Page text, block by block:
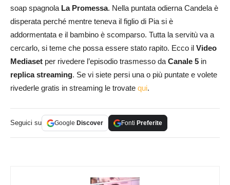
soap spagnola La Promessa. Nella puntata odierna Candela è
disperata perché mentre teneva il figlio di Pia si è
addormentata e il bambino è scomparso. Tutta la servitù va a
cercarlo, si teme che possa essere stato rapito. Ecco il Video
Mediaset per rivedere l’episodio trasmesso daCanale 5 in
replica streaming. Se vi siete persi una o più puntate e volete
rivederle gratis in streaming le trovate qui.
Seguici su Google Discover Fonti Preferite